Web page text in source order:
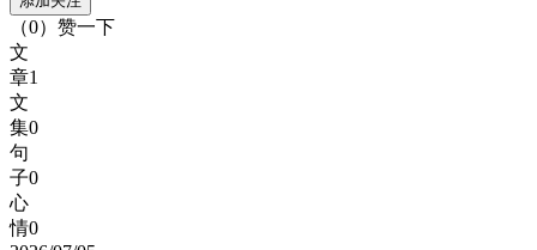
（0） 赞一下
文
章1
文
集0
句
子0
心
情0